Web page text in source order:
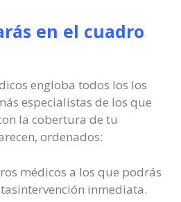
en el cuadro
engloba todos los los
especialistas de los que
la cobertura de tu
ordenados:
médicos a los que podrás
inmediata.